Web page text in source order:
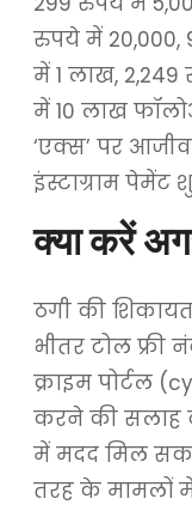
रुपये में 20,000,
में 1 लाख,
में 10 लाख
‘एक्स’ पर
इंस्टाग्राम पेमेंट
क्या करें
ठगी की
भीतर टोल फ्री
क्राइम पोर्टल
करने की सलाह
में मदद मिल
तरह के मामलों